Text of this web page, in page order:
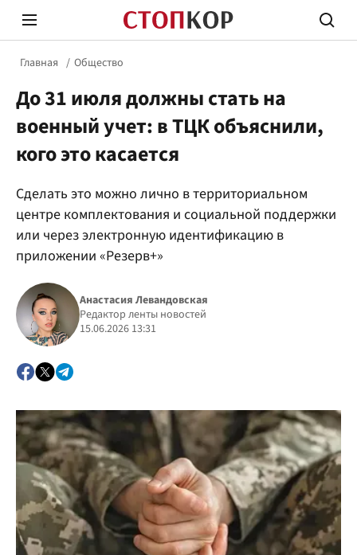
Политика
Главная Общество
До 31 июля должны стать на
военный учет: в ТЦК объяснили,
кого это касается
Сделать это можно лично в территориальном
центре комплектования и социальной поддержки
или через электронную идентификацию в
приложении «Резерв+»
Анастасия Левандовская
Редактор ленты новостей
15.06.2026 13:31